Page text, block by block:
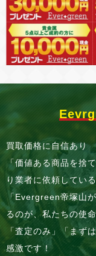
買取価格に自信あり
「価値ある商品を捨
り業者に依頼してい
「Evergreen帝塚山
るのが、私たちの使
「査定のみ」「まず
感激です！